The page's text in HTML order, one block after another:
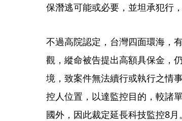
保潛逃可能或必要，並坦承犯行
不過高院認定，台灣四面環海，
觀，縱命被告提出高額具保金，
境，致案件無法續行或執行之情
控人位置，以達監控目的，較諸
國外，因此裁定延長科技監控8月。